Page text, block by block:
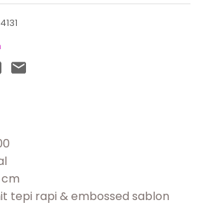
cm
tepi rapi & embossed sablon